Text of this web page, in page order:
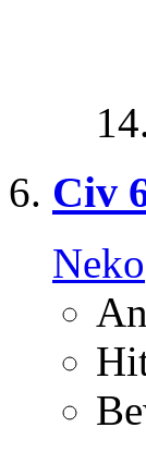
Civ
Neko